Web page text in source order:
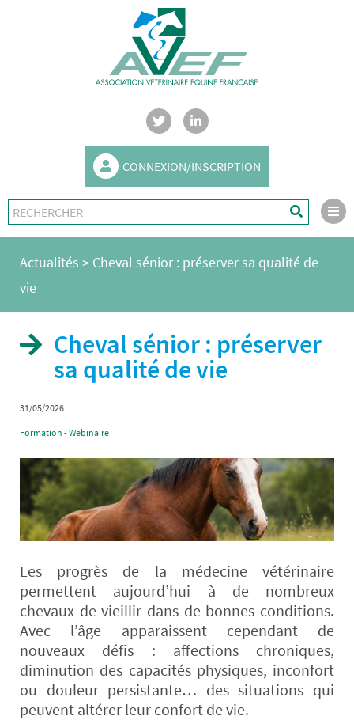
CONNEXION/INSCRIPTION
Actualités > Cheval sénior : préserver sa qualité de
vie
Cheval sénior : préserver
sa qualité de vie
31/05/2026
Formation - Webinaire
Les progrès de la médecine vétérinaire
permettent aujourd’hui à de nombreux
chevaux de vieillir dans de bonnes conditions.
Avec l’âge apparaissent cependant de
nouveaux défis : affections chroniques,
diminution des capacités physiques, inconfort
ou douleur persistante… des situations qui
peuvent altérer leur confort de vie.